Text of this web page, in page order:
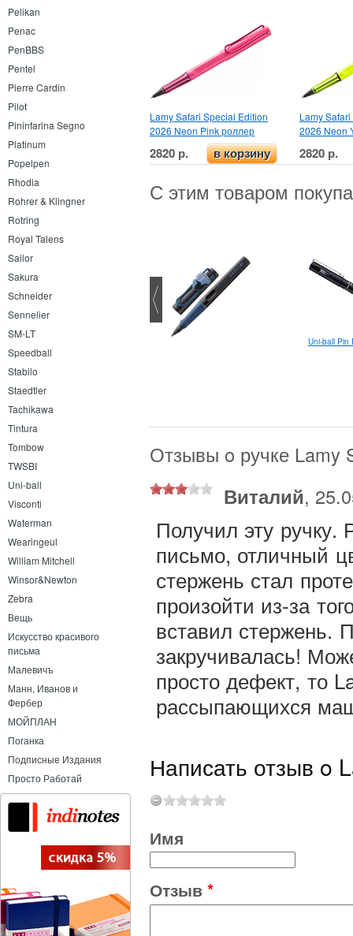
Pelikan
Penac
PenBBS
Pentel
Pierre Cardin
Pilot
Pininfarina Segno
Platinum
Popelpen
Rhodia
Rohrer & Klingner
Rotring
Royal Talens
Sailor
Sakura
Schneider
Sennelier
SM-LT
Speedball
Stabilo
Staedtler
Tachikawa
Tintura
Tombow
TWSBI
Uni-ball
Visconti
Waterman
Wearingeul
William Mitchell
Winsor&Newton
Zebra
Вещь
Искусство красивого
письма
Малевичъ
Манн, Иванов и
Фербер
МОЙПЛАН
Поганка
Подписные Издания
Просто Работай
Lamy Safari Special Edition
2026 Neon Pink роллер
2820 р. в корзину
Lamy
2026 Neon
2820 р.
С этим товаром
Uni-ball Jetstream 101 0.7 Uni-ball Pin
Отзывы o ручке Lamy
Виталий,
Получил эту ручку.
письмо, отличный
стержень стал
произойти из-за
вставил стержень.
закручивалась!
просто дефект, то
рассыпающихся
Написать отзыв o
Имя
Отзыв *